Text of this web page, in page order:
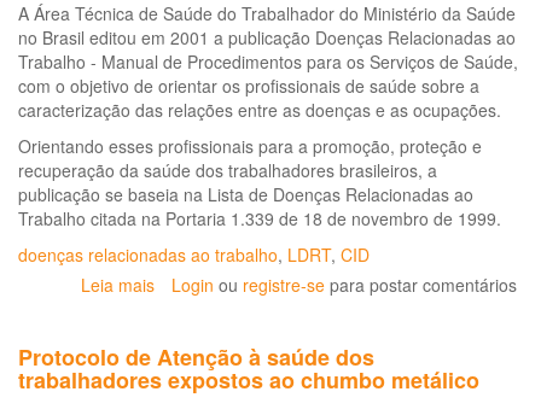
A Área Técnica de Saúde do Trabalhador do Ministério da Saúde
no Brasil editou em 2001 a publicação Doenças Relacionadas ao
Trabalho - Manual de Procedimentos para os Serviços de Saúde,
com o objetivo de orientar os profissionais de saúde sobre a
caracterização das relações entre as doenças e as ocupações.
Orientando esses profissionais para a promoção, proteção e
recuperação da saúde dos trabalhadores brasileiros, a
publicação se baseia na Lista de Doenças Relacionadas ao
Trabalho citada na Portaria 1.339 de 18 de novembro de 1999.
doenças relacionadas ao trabalho, LDRT, CID
Leia mais sobre
ao
trabalho:
Login ou registre-se para postar comentários
Protocolo de Atenção à saúde dos
trabalhadores expostos ao chumbo metálico